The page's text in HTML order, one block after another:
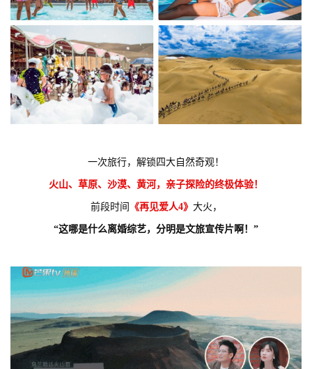
一次旅行，解锁四大自然奇观！
火山、草原、沙漠、黄河，亲子探险的终极体验！
前段时间 《再见爱人4》 大火，
“这哪是什么离婚综艺，分明是文旅宣传片啊！”